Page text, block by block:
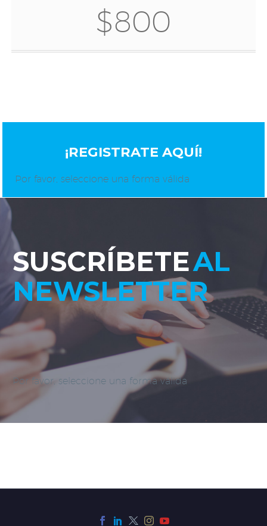
$800
¡REGISTRATE AQUÍ!
Por favor, seleccione una forma válida
SUSCRÍBETEAL
NEWSLETTER
Por favor, seleccione una forma válida